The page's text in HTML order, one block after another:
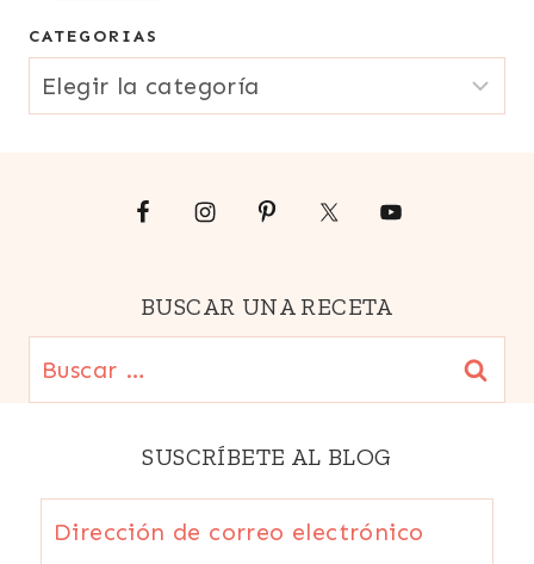
correo
electrónico
{Email}
CATEGORIAS
CATEGORIAS
BUSCAR UNA RECETA
Buscar:
SUSCRÍBETE AL BLOG
Dirección